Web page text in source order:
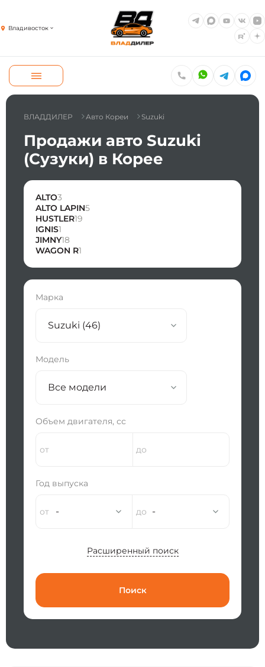
Владивосток
ВЛАДДИЛЕР Авто Кореи Suzuki
Продажи авто Suzuki
(Сузуки) в Корее
ALTO3
ALTO LAPIN5
HUSTLER19
IGNIS1
JIMNY18
WAGON R1
Марка
Suzuki (46)
Модель
Все модели
Объем двигателя, сс
Год выпуска
- -
Расширенный поиск
Поиск